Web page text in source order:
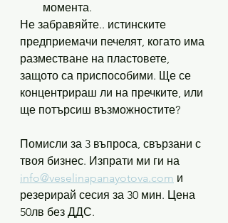
момента.
Не забравяйте.. истинските
предприемачи печелят, когато има
разместване на пластовете,
защото са приспособими. Ще се
концентрираш ли на пречките, или
ще потърсиш възможностите?
Помисли за 3 въпроса, свързани с
твоя бизнес. Изпрати ми ги на
info@veselinapanayotova.com и
резерирай сесия за 30 мин. Цена
50лв без ДДС.